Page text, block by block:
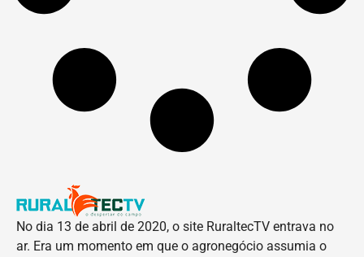
No dia 13 de abril de 2020, o site RuraltecTV entrava no
ar. Era um momento em que o agronegócio assumia o